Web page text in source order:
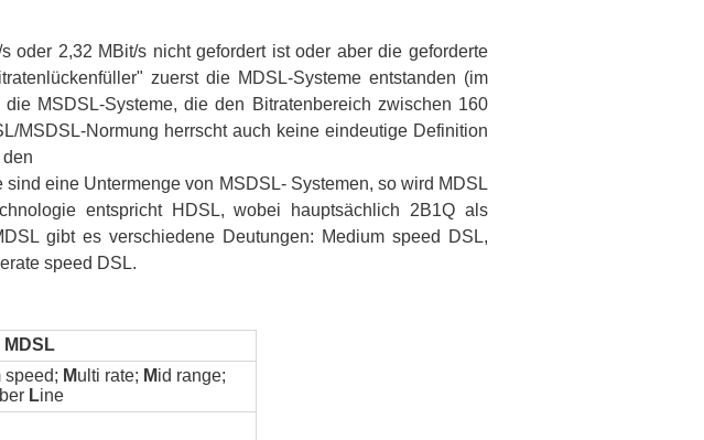
2,32 MBit/s nicht gefordert ist oder aber die geforderte
zuerst die MDSL-Systeme entstanden (im
MSDSL-Systeme, die den Bitratenbereich zwischen 160
MSDSL-Normung herrscht auch keine eindeutige Definition
eine Untermenge von MSDSL- Systemen, so wird MDSL
entspricht HDSL, wobei hauptsächlich 2B1Q als
gibt es verschiedene Deutungen: Medium speed DSL,
speed DSL.
MDSL
speed; Multi rate; Mid range;
Line